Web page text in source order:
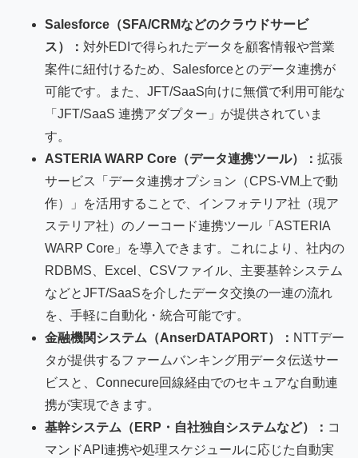
Salesforce（SFA/CRMなどのクラウドサービ
ス）： 対外EDIで得られたデータを顧客情報や営業
案件に紐付けるため、Salesforceとのデータ連携が
可能です。また、JFT/SaaS向けに無償で利用可能な
「JFT/SaaS 連携アダプター」が提供されていま
す。
ASTERIA WARP Core（データ連携ツール）： 拡張
サービス「データ連携オプション（CPS-VM上で動
作）」を活用することで、インフォテリア社（現ア
ステリア社）のノーコード連携ツール「ASTERIA
WARP Core」を導入できます。これにより、社内の
RDBMS、Excel、CSVファイル、主要基幹システム
などとJFT/SaaSを介したデータ交換の一連の流れ
を、手軽に自動化・統合可能です。
金融機関システム（AnserDATAPORT）： NTTデー
タが提供するファームバンキング用データ伝送サー
ビスと、Connecure回線経由でのセキュアな自動連
携が実現できます。
基幹システム（ERP・自社独自システムなど）： コ
マンドAPI連携や処理スケジュールに応じた自動実